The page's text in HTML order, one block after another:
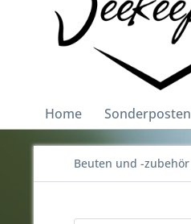
Home Sonderposten
Beuten und -zubehör